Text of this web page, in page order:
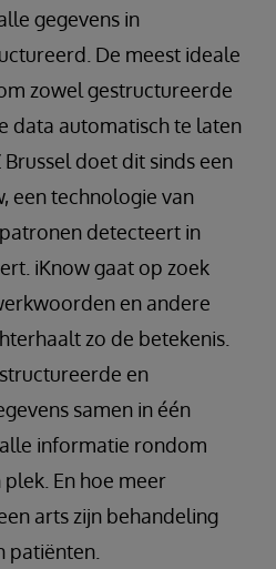
gegevens in
De meest ideale
zowel gestructureerde
data automatisch te laten
doet dit sinds een
een technologie van
detecteert in
iKnow gaat op zoek
en andere
zo de betekenis.
en
samen in één
informatie rondom
En hoe meer
arts zijn behandeling
patiënten.